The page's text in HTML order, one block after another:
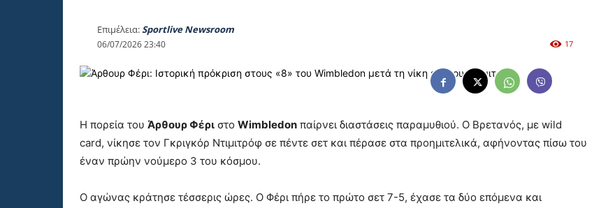
Επιμέλεια:Sportlive Newsroom
06/07/2026 23:40 17
Η πορεία του Άρθουρ Φέρι στο Wimbledon παίρνει διαστάσεις παραμυθιού. Ο Βρετανός, με wild
card, νίκησε τον Γκριγκόρ Ντιμιτρόφ σε πέντε σετ και πέρασε στα προημιτελικά, αφήνοντας πίσω του
έναν πρώην νούμερο 3 του κόσμου.
Ο αγώνας κράτησε τέσσερις ώρες. Ο Φέρι πήρε το πρώτο σετ 7-5, έχασε τα δύο επόμενα και